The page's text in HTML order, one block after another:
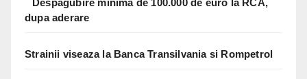
dupa aderare
Strainii viseaza la Banca Transilvania si Rompetrol